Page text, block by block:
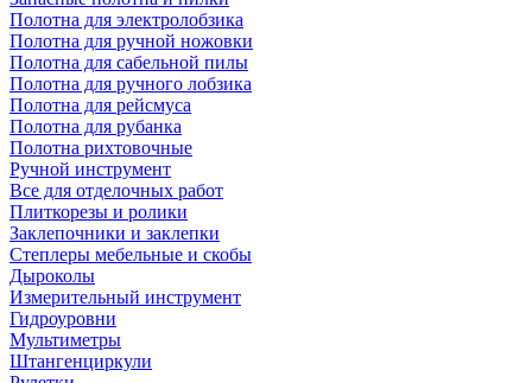
Полотна для электролобзика
Полотна для ручной ножовки
Полотна для сабельной пилы
Полотна для ручного лобзика
Полотна для рейсмуса
Полотна для рубанка
Полотна рихтовочные
Ручной инструмент
Все для отделочных работ
Плиткорезы и ролики
Заклепочники и заклепки
Степлеры мебельные и скобы
Дыроколы
Измерительный инструмент
Гидроуровни
Мультиметры
Штангенциркули